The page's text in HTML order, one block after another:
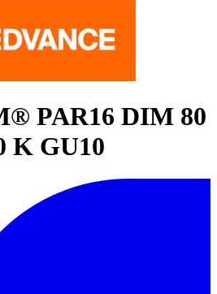
PAR16 DIM 80
K GU10